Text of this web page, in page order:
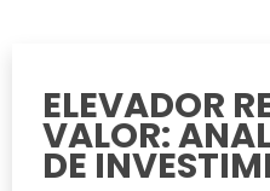
ELEVADOR
VALOR:
DE